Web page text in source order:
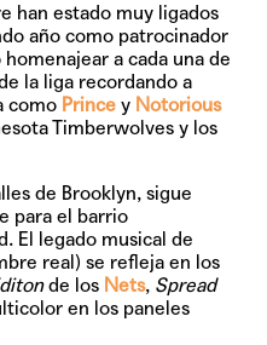
han estado muy ligados
año como patrocinador
a cada una de
la liga recordando a
como Prince y Notorious
Timberwolves y los
de Brooklyn, sigue
para el barrio
El legado musical de
real) se refleja en los
de los Nets, Spread
en los paneles